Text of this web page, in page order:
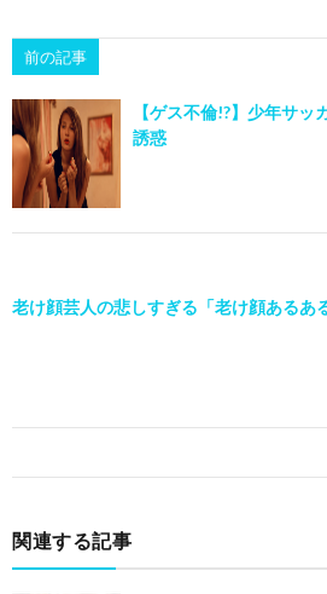
前の記事
【ゲス不倫!?】少年サ
誘惑
老け顔芸人の悲しすぎる「老け顔あるあ
関連する記事